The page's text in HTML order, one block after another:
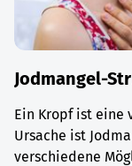
Jodmangel-
Ein Kropf ist eine
Ursache ist
verschiedene